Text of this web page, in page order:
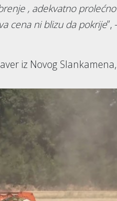
, adekvatno prolećno
cena ni blizu da pokrije”, -
iz Novog Slankamena,